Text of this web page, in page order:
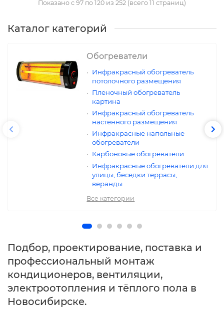
Показано с 97 по 120 из 252 (всего 11 страниц)
Каталог категорий
Обогреватели
Инфракрасный обогреватель
потолочного размещения
Пленочный обогреватель
картина
Инфракрасный обогреватель
настенного размещения
Инфракрасные напольные
обогреватели
Карбоновые обогреватели
Инфракрасные обогреватели для
улицы, беседки террасы,
веранды
Все категории
Подбор, проектирование, поставка и
профессиональный монтаж
кондиционеров, вентиляции,
электроотопления и тёплого пола в
Новосибирске.